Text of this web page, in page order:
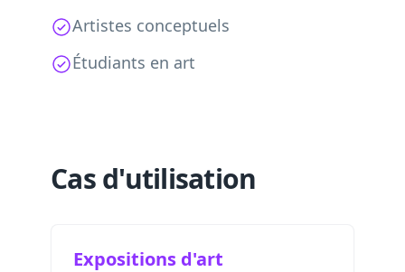
Artistes conceptuels
Étudiants en art
Cas d'utilisation
Expositions d'art